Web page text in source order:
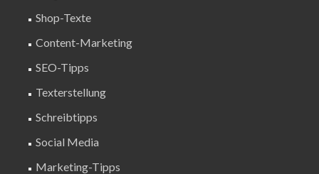
Shop-Texte
Content-Marketing
SEO-Tipps
Texterstellung
Schreibtipps
Social Media
Marketing-Tipps